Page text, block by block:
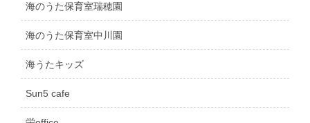
海のうた保育室瑞穂園
海のうた保育室中川園
海うたキッズ
Sun5 cafe